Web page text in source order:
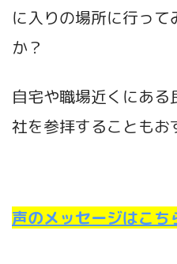
に入りの場所に行っ
か？
自宅や職場近くにあ
社を参拝することもお
声のメッセージはこち